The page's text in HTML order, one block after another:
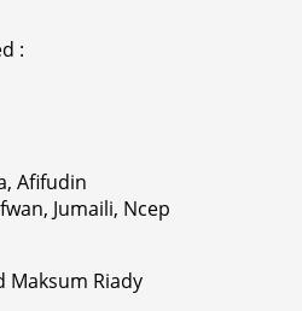
:
Afifudin
Jumaili, Ncep
Maksum Riady